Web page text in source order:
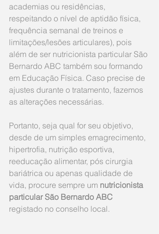
academias ou residências,
respeitando o nível de aptidão física,
frequência semanal de treinos e
limitações/lesões articulares), pois
além de ser nutricionista particular São
Bernardo ABC também sou formando
em Educação Física. Caso precise de
ajustes durante o tratamento, fazemos
as alterações necessárias.
Portanto, seja qual for seu objetivo,
desde de um simples emagrecimento,
hipertrofia, nutrição esportiva,
reeducação alimentar, pós cirurgia
bariátrica ou apenas qualidade de
vida, procure sempre um nutricionista
particular São Bernardo ABC
registado no conselho local.